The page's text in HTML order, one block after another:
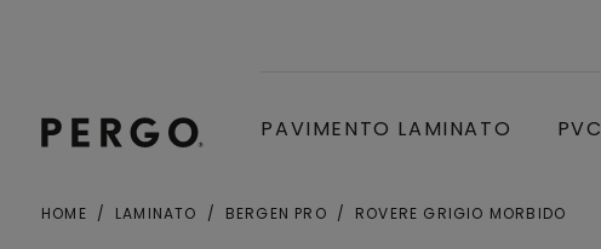
PAVIMENTO LAMINATO PVC
HOME LAMINATO BERGEN PRO ROVERE GRIGIO MORBIDO